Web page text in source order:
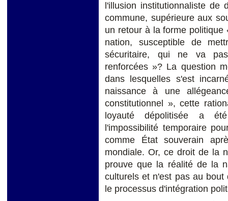
l'illusion institutionnaliste de
commune, supérieure aux
un retour à la forme
nation, susceptible de
sécuritaire, qui ne va
renforcées »? La question
dans lesquelles s'est
naissance à une
constitutionnel », cette
loyauté dépolitisée a
l'impossibilité temporaire
comme État souverain
mondiale. Or, ce droit de la
prouve que la réalité de la
culturels et n'est pas au
le processus d'intégration